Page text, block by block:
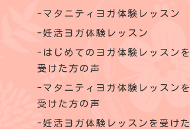
マタニティヨガ体験レッスン
妊活ヨガ体験レッスン
はじめてのヨガ体験レッスンを
受けた方の声
マタニティヨガ体験レッスンを
受けた方の声
妊活ヨガ体験レッスンを受けた